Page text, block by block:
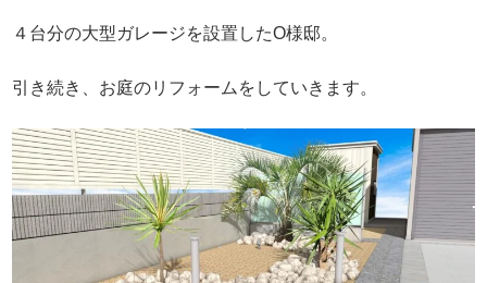
４台分の大型ガレージを設置したO様邸。
引き続き、お庭のリフォームをしていきます。